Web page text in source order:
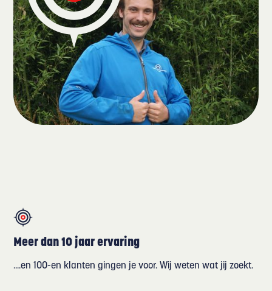
Meer dan 10 jaar ervaring
....en 100-en klanten gingen je voor. Wij weten wat jij zoekt.